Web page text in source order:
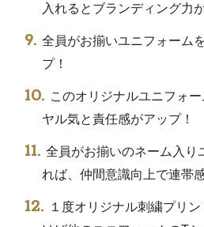
入れるとブランディング力
全員がお揃いユニフォーム
プ！
このオリジナルユニフォ
ヤル気と責任感がアップ！
全員がお揃いのネーム入り
れば、仲間意識向上で連帯
１度オリジナル刺繍プリ